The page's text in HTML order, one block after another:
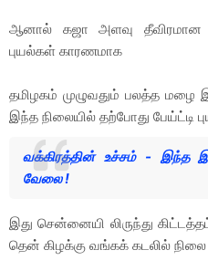
ஆனால் கஜா அளவு தீவிரமான
புயல்கள் காரணமாக
தமிழகம் முழுவதும் பலத்த மழை
இந்த நிலையில் தற்போது பேய்ட்டி
வக்கிரத்தின் உச்சம் - இந்த
வேலை !
இது சென்னையி லிருந்து
தென் கிழக்கு வங்கக் கடலில்